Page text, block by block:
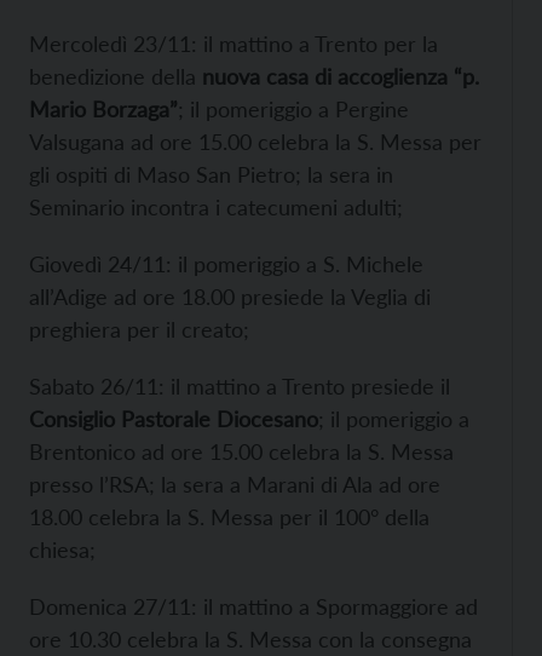
Mercoledì 23/11: il mattino a Trento per la
benedizione della nuova casa di accoglienza “p.
Mario Borzaga”; il pomeriggio a Pergine
Valsugana ad ore 15.00 celebra la S. Messa per
gli ospiti di Maso San Pietro; la sera in
Seminario incontra i catecumeni adulti;
Giovedì 24/11: il pomeriggio a S. Michele
all’Adige ad ore 18.00 presiede la Veglia di
preghiera per il creato;
Sabato 26/11: il mattino a Trento presiede il
Consiglio Pastorale Diocesano; il pomeriggio a
Brentonico ad ore 15.00 celebra la S. Messa
presso l’RSA; la sera a Marani di Ala ad ore
18.00 celebra la S. Messa per il 100° della
chiesa;
Domenica 27/11: il mattino a Spormaggiore ad
ore 10.30 celebra la S. Messa con la consegna